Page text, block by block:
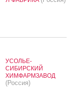
УСОЛЬЕ-
СИБИРСКИЙ
ХИМФАРМЗАВОД
(Россия)